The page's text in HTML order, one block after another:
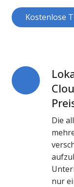
Kostenlose
Die
nur
Lokales
Backup
und
inbegriffen